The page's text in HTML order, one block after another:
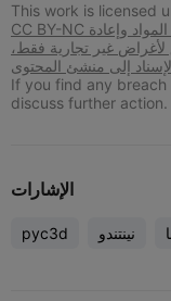
This work is licensed
CC BY-NC يسمح هذا الترخيص المستخدمين المكررين بتوزيع المواد وإعادة
لأغراض غير تجارية فقط،
If you find any
discuss further action.
الإشارات
pyc3d نينتندو